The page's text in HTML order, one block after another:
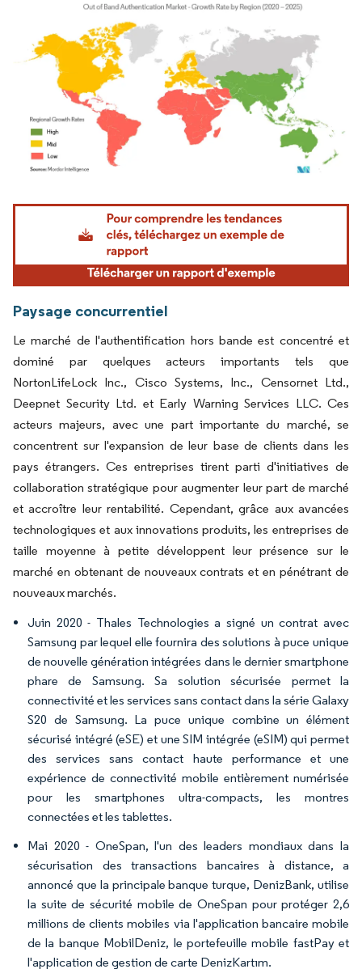
Image © Mordor Intelligence. La réutilisation nécessite une attribution sous CC BY
Paysage concurrentiel
Le marché de l'authentification hors bande est concentré et
dominé par quelques acteurs importants tels que
NortonLifeLock Inc., Cisco Systems, Inc., Censornet Ltd.,
Deepnet Security Ltd. et Early Warning Services LLC. Ces
acteurs majeurs, avec une part importante du marché, se
concentrent sur l'expansion de leur base de clients dans les
pays étrangers. Ces entreprises tirent parti d'initiatives de
collaboration stratégique pour augmenter leur part de marché
et accroître leur rentabilité. Cependant, grâce aux avancées
technologiques et aux innovations produits, les entreprises de
taille moyenne à petite développent leur présence sur le
marché en obtenant de nouveaux contrats et en pénétrant de
nouveaux marchés.
Juin 2020 - Thales Technologies a signé un contrat avec
Samsung par lequel elle fournira des solutions à puce unique
de nouvelle génération intégrées dans le dernier smartphone
phare de Samsung. Sa solution sécurisée permet la
connectivité et les services sans contact dans la série Galaxy
S20 de Samsung. La puce unique combine un élément
sécurisé intégré (eSE) et une SIM intégrée (eSIM) qui permet
des services sans contact haute performance et une
expérience de connectivité mobile entièrement numérisée
pour les smartphones ultra-compacts, les montres
connectées et les tablettes.
Mai 2020 - OneSpan, l'un des leaders mondiaux dans la
sécurisation des transactions bancaires à distance, a
annoncé que la principale banque turque, DenizBank, utilise
la suite de sécurité mobile de OneSpan pour protéger 2,6
millions de clients mobiles via l'application bancaire mobile
de la banque MobilDeniz, le portefeuille mobile fastPay et
l'application de gestion de carte DenizKartım.